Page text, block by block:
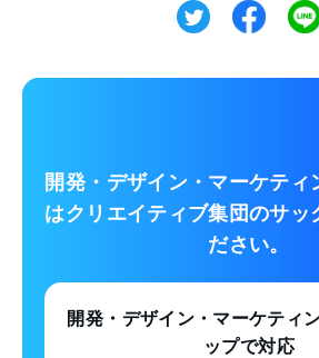
開発・デザイン・マーケティ
はクリエイティブ集団のサッ
ださい。
開発・デザイン・マーケティ
ップで対応